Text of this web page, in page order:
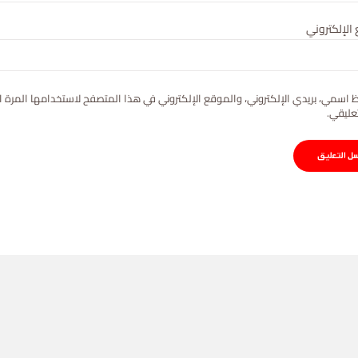
اسمي، بريدي الإلكتروني، والموقع الإلكتروني في هذا المتصفح لاستخدامها المرة